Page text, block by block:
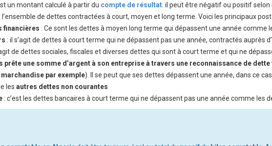
un montant calculé à partir du compte de résultat . il peut être négatif ou positif
l’ensemble de dettes contractées à court, moyen et long terme. Voici les principaux
financières : Ce sont les dettes à moyen long terme qui dépassent une année comme
: il s’agit de dettes à court terme qui ne dépassent pas une année, contractés auprès
de dettes sociales, fiscales et diverses dettes qui sont à court terme et qui ne
prête une somme d’argent à son entreprise à travers une reconnaissance de
par exemple). Il se peut que ses dettes dépassent une année, dans ce
les autres dettes non courantes
: c’est les dettes bancaires à court terme qui ne dépassent pas une année comme les